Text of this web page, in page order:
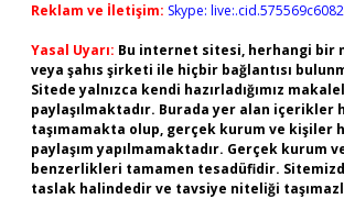
Reklam ve İletişim: Skype:
Yasal Uyarı: Bu internet sitesi, herhangi bir
veya şahıs şirketi ile hiçbir bağlantısı
Sitede yalnızca kendi hazırladığımız
paylaşılmaktadır. Burada yer alan içerikler
taşımamakta olup, gerçek kurum ve kişiler
paylaşım yapılmamaktadır. Gerçek kurum
benzerlikleri tamamen tesadüfidir.
taslak halindedir ve tavsiye niteliği